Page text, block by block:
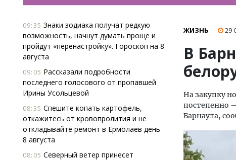
09:35 Знаки зодиака получат редкую
возможность, начнут думать проще и
пройдут «перенастройку». Гороскоп на 8
августа
09:05 Рассказали подробности
последнего голосового от пропавшей
Ирины Усольцевой
08:35 Спешите копать картофель,
откажитесь от кровопролития и не
откладывайте ремонт в Ермолаев день
8 августа
08:05 Северный ветер принесет
ЖИЗНЬ 29
В
На закупку
постепенно
Барнаула,